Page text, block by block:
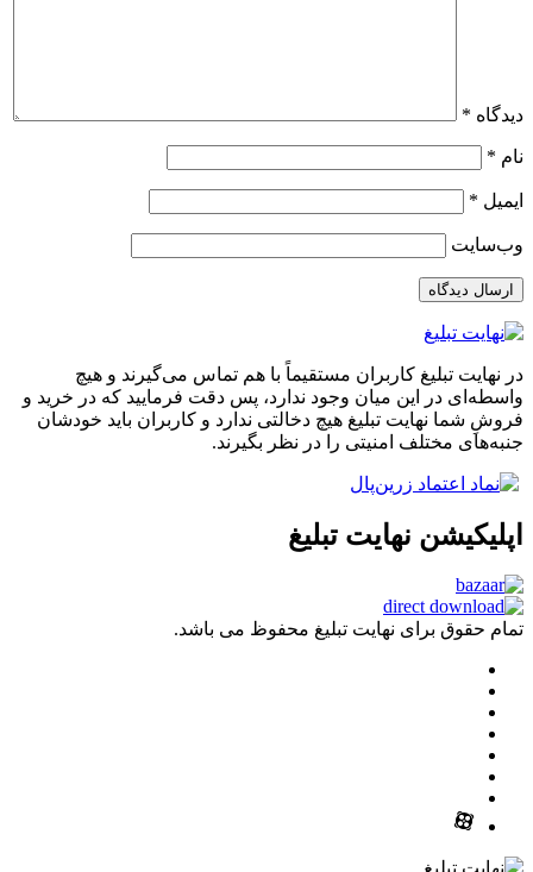
دیدگاه *
نام *
ایمیل *
وب‌سایت
در نهایت تبلیغ کاربران مستقیماً با هم تماس می‌گیرند و هیچ
واسطه‌ای در این میان وجود ندارد، پس دقت فرمایید که در خرید و
فروشِ شما نهایت تبلیغ هیچ دخالتی ندارد و کاربران باید خودشان
جنبه‌های مختلف امنیتی را در نظر بگیرند.
اپلیکیشن نهایت تبلیغ
تمام حقوق برای نهایت تبلیغ محفوظ می باشد.